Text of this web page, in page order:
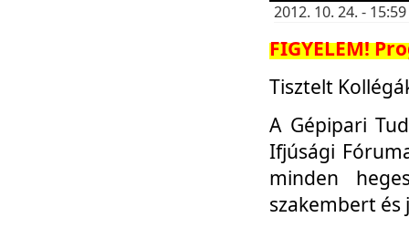
2012. 10. 24. -
FIGYELEM!
Tisztelt
A Gépipari
Ifjúsági
minden
szakembert